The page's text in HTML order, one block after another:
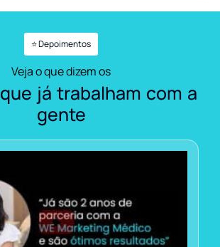
⭐ Depoimentos
Veja o que dizem os
que já trabalham com a
gente